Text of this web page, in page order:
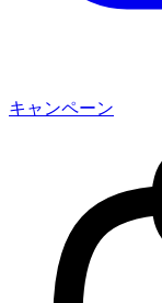
キャンペーン